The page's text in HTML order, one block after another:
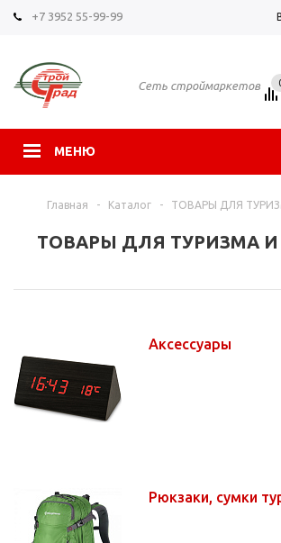
+7 3952 55-99-99
Сеть строймаркетов
МЕНЮ
Главная - Каталог - ТОВАРЫ ДЛЯ
ТОВАРЫ ДЛЯ ТУРИЗМА
Аксессуары
Рюкзаки, сумки